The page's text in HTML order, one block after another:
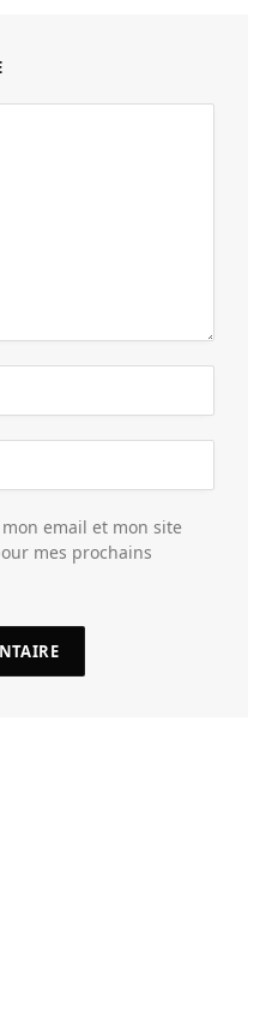
email et mon site
mes prochains